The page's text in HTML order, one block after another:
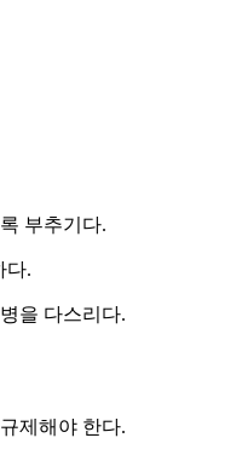
부추기다.
다.
을 다스리다.
제해야 한다.